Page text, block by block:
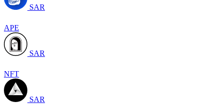
SAR
APE
SAR
NFT
SAR